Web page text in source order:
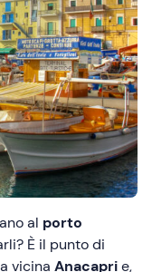
al porto
È il punto di
vicina Anacaprie,